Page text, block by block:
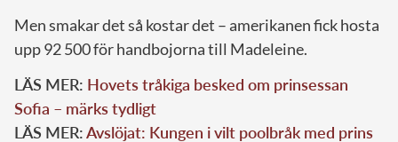
Men smakar det så kostar det – amerikanen fick hosta
upp 92 500 för handbojorna till Madeleine.
LÄS MER: Hovets tråkiga besked om prinsessan
Sofia – märks tydligt
LÄS MER:Avslöjat: Kungen i vilt poolbråk med prins